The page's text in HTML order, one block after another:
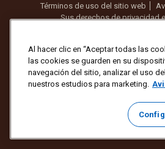
Términos de uso del sitio web
Sus derechos de privacidad
Copyright ©1994 - 2026 United Parcel
los derechos reservados. ¿Ya no quiere
correo electrónico? Cancelar
Para actualizar todas las demás
cancelar la suscripción a los correos
haga clic
Al hacer clic en “Aceptar todas las
las cookies se guarden en su
navegación del sitio, analizar el uso
nuestros estudios para marketing.